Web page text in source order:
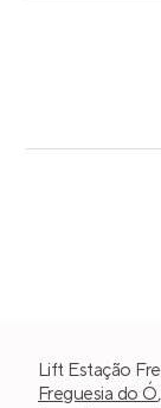
Lift Estação
Freguesia do Ó,